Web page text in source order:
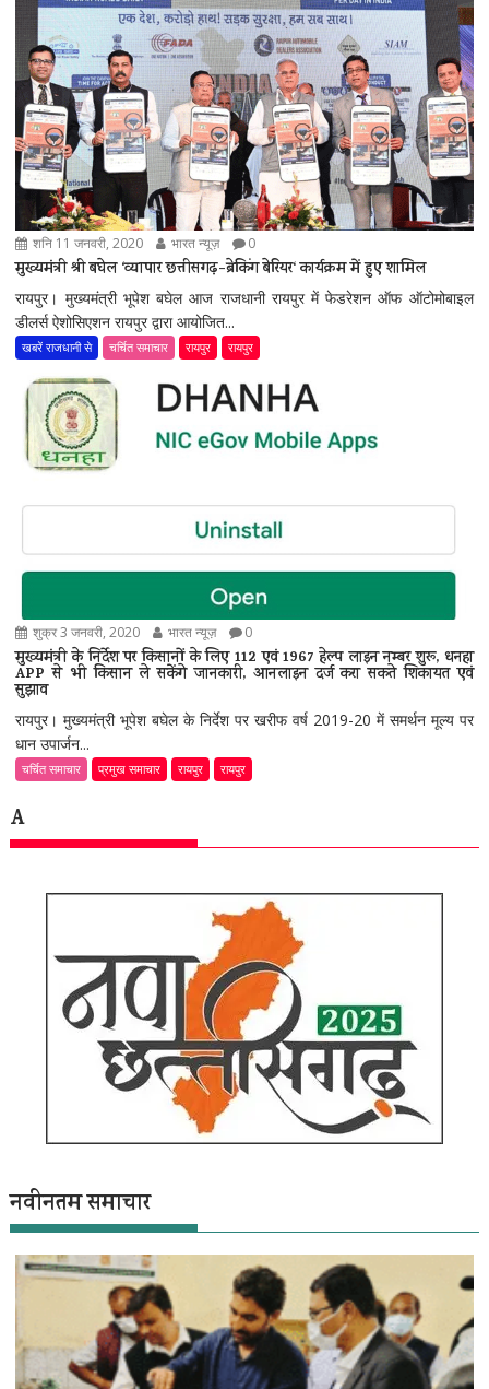
शनि 11 जनवरी, 2020 भारत न्यूज़ 0
मुख्यमंत्री श्री बघेल ‘व्यापार छत्तीसगढ़-ब्रेकिंग बेरियर‘ कार्यक्रम में हुए शामिल
रायपुर। मुख्यमंत्री भूपेश बघेल आज राजधानी रायपुर में फेडरेशन ऑफ ऑटोमोबाइल
डीलर्स ऐशोसिएशन रायपुर द्वारा आयोजित...
खबरें राजधानी से चर्चित समाचार रायपुर रायपुर
शुक्र 3 जनवरी, 2020 भारत न्यूज़ 0
मुख्यमंत्री के निर्देश पर किसानों के लिए 112 एवं 1967 हेल्प लाइन नम्बर शुरू, धनहा
APP से भी किसान ले सकेंगे जानकारी, आनलाइन दर्ज करा सकते शिकायत एवं
सुझाव
रायपुर। मुख्यमंत्री भूपेश बघेल के निर्देश पर खरीफ वर्ष 2019-20 में समर्थन मूल्य पर
धान उपार्जन...
चर्चित समाचार प्रमुख समाचार रायपुर रायपुर
A
नवीनतम समाचार